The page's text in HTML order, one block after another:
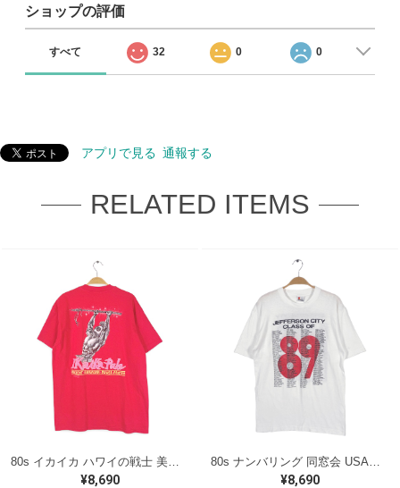
ショップの評価
すべて 32 0 0
アプリで見る 通報する
RELATED ITEMS
¥8,690 ¥8,690